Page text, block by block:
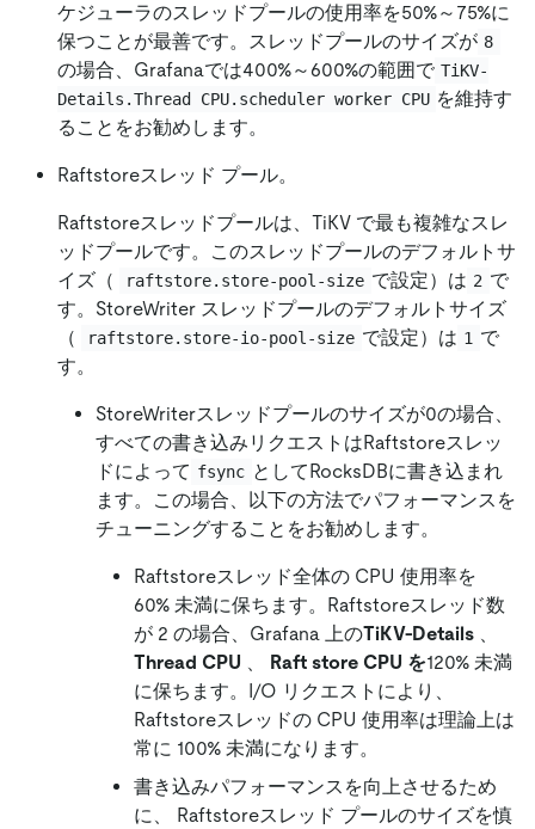
ケジューラのスレッドプールの使用率を50%～75%に
保つことが最善です。スレッドプールのサイズが 8
の場合、Grafanaでは400%～600%の範囲で TiKV-
Details.Thread CPU.scheduler worker CPU を維持す
ることをお勧めします。
Raftstoreスレッド プール。
Raftstoreスレッドプールは、TiKV で最も複雑なスレ
ッドプールです。このスレッドプールのデフォルトサ
イズ（
raftstore.store-pool-size で設定）は 2 で
す。StoreWriter スレッドプールのデフォルトサイズ
（
raftstore.store-io-pool-size で設定）は 1 で
す。
StoreWriterスレッドプールのサイズが0の場合、
すべての書き込みリクエストはRaftstoreスレッ
ドによって fsync としてRocksDBに書き込まれ
ます。この場合、以下の方法でパフォーマンスを
チューニングすることをお勧めします。
Raftstoreスレッド全体の CPU 使用率を
60% 未満に保ちます。Raftstoreスレッド数
が 2 の場合、Grafana 上のTiKV-Details 、
Thread CPU 、 Raft store CPU を120% 未満
に保ちます。I/O リクエストにより、
Raftstoreスレッドの CPU 使用率は理論上は
常に 100% 未満になります。
書き込みパフォーマンスを向上させるため
に、 Raftstoreスレッド プールのサイズを慎